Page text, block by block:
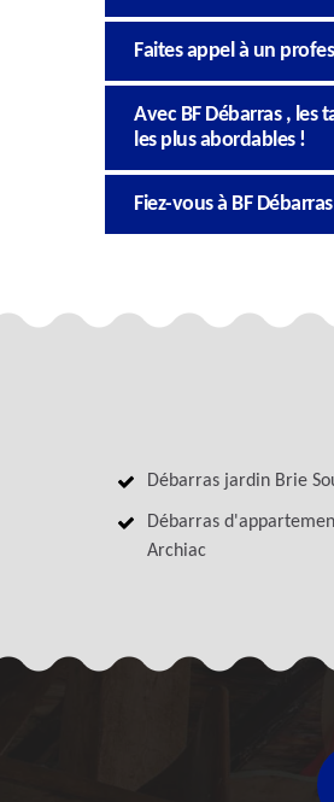
Faites appel à un
Avec BF Débarras , les
les plus abordables !
Fiez-vous à BF
Débarras jardin Brie
Débarras
Archiac